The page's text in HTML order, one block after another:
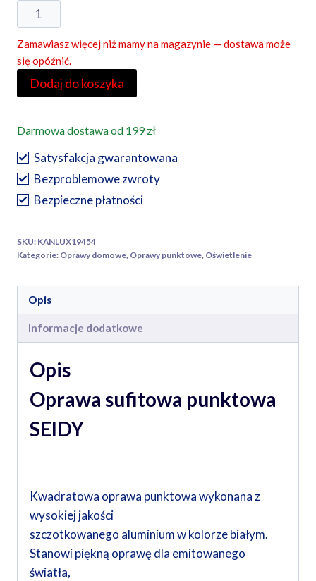
ilość
Kanlux
oprawa
sufitowa
punktowa
W/M
Zamawiasz więcej niż mamy na magazynie — dostawa może
się opóźnić.
Dodaj do koszyka
Darmowa dostawa od 199 zł
Satysfakcja gwarantowana
Bezproblemowe zwroty
Bezpieczne płatności
SKU: KANLUX19454
Kategorie: Oprawy domowe Oprawy punktowe Oświetlenie
Opis
Informacje dodatkowe
Opis
Oprawa sufitowa punktowa
SEIDY
Kwadratowa oprawa punktowa wykonana z
wysokiej jakości
szczotkowanego aluminium w kolorze białym.
Stanowi piękną oprawę dla emitowanego
światła,